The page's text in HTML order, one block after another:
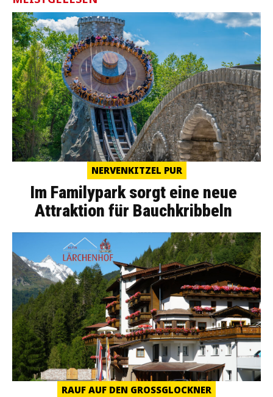
NERVENKITZEL PUR
Im Familypark sorgt eine neue
Attraktion für Bauchkribbeln
RAUF AUF DEN GROSSGLOCKNER